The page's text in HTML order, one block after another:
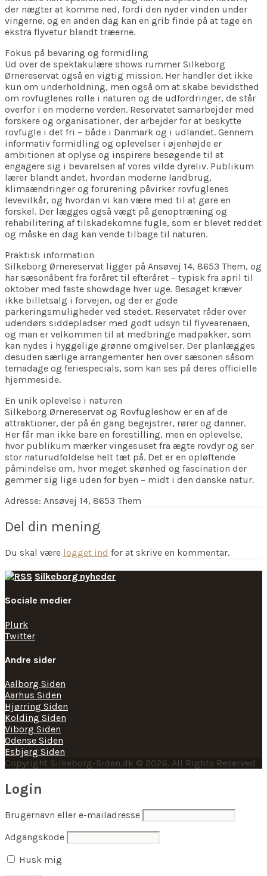
der nægter at komme ned, fordi den nyder vinden under
vingerne, og en anden dag kan en grib finde på at tage en
ekstra flyvetur blandt træerne.
Fokus på bevaring og formidling
Ud over de spektakulære shows rummer Silkeborg
Ørnereservat også en vigtig mission. Her handler det ikke
kun om underholdning, men også om at skabe bevidsthed
om rovfuglenes rolle i naturen og de udfordringer, de står
overfor i en moderne verden. Reservatet samarbejder med
forskere og organisationer, der arbejder for at beskytte
rovfugle i det fri – både i Danmark og i udlandet. Gennem
informativ formidling og oplevelser i øjenhøjde er
ambitionen at oplyse og inspirere besøgende til at
engagere sig i bevarelsen af vores vilde dyreliv. Publikum
lærer blandt andet, hvordan moderne landbrug,
klimaændringer og forurening påvirker rovfuglenes
levevilkår, og hvordan vi kan være med til at gøre en
forskel. Der lægges også vægt på genoptræning og
rehabilitering af tilskadekomne fugle, som er blevet reddet
og måske en dag kan vende tilbage til naturen.
Praktisk information
Silkeborg Ørnereservat ligger på Ansøvej 14, 8653 Them, og
har sæsonåbent fra foråret til efteråret – typisk fra april til
oktober med faste showdage hver uge. Besøget kræver
ikke billetsalg i forvejen, og der er gode
parkeringsmuligheder ved stedet. Reservatet råder over
udendørs siddepladser med godt udsyn til flyvearenaen,
og man er velkommen til at medbringe madpakker, som
kan nydes i hyggelige grønne omgivelser. Der planlægges
desuden særlige arrangementer hen over sæsonen såsom
temadage og feriespecials, som kan ses på deres officielle
hjemmeside.
En unik oplevelse i naturen
Silkeborg Ørnereservat og Rovfugleshow er en af de
attraktioner, der på én gang begejstrer, rører og danner.
Her får man ikke bare en forestilling, men en oplevelse,
hvor publikum mærker vingesuset fra ægte rovdyr og ser
stor naturudfoldelse helt tæt på. Det er en opløftende
påmindelse om, hvor meget skønhed og fascination der
gemmer sig lige uden for byen – midt i den danske natur.
Adresse: Ansøvej 14, 8653 Them
Del din mening
Du skal være logget ind for at skrive en kommentar.
Silkeborg nyheder
Sociale medier
Plurk
Twitter
Andre sider
Aalborg Siden
Aarhus Siden
Hjørring Siden
Kolding Siden
Viborg Siden
Odense Siden
Esbjerg Siden
Copyright Silkeborg-Siden.dk © 2026. All Rights Reserved
Login
Brugernavn eller e-mailadresse
Adgangskode
Husk mig